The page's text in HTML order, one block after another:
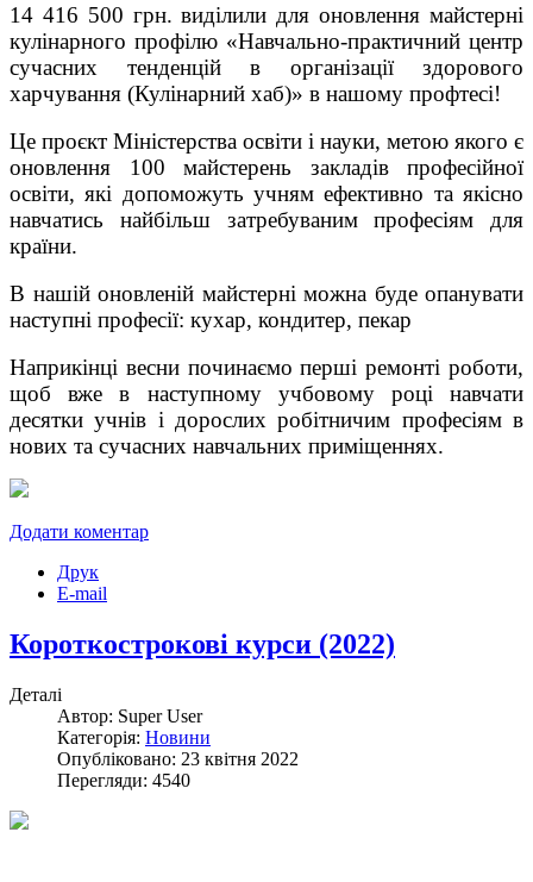
14 416 500 грн. виділили для оновлення майстерні
кулінарного профілю «Навчально-практичний центр
сучасних тенденцій в організації здорового
харчування (Кулінарний хаб)» в нашому профтесі!
Це проєкт Міністерства освіти і науки, метою якого є
оновлення 100 майстерень закладів професійної
освіти, які допоможуть учням ефективно та якісно
навчатись найбільш затребуваним професіям для
країни.
В нашій оновленій майстерні можна буде опанувати
наступні професії: кухар, кондитер, пекар
Наприкінці весни починаємо перші ремонті роботи,
щоб вже в наступному учбовому році навчати
десятки учнів і дорослих робітничим професіям в
нових та сучасних навчальних приміщеннях.
Додати коментар
Друк
E-mail
Короткострокові курси (2022)
Деталі
Автор: Super User
Категорія: Новини
Опубліковано: 23 квітня 2022
Перегляди: 4540